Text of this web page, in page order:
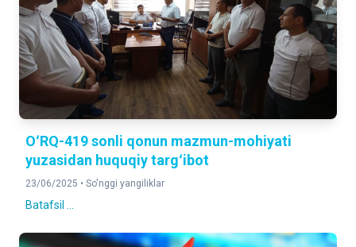
OʻRQ-419 sonli qonun mazmun-mohiyati
yuzasidan huquqiy targʻibot
23/06/2025 • So'nggi yangiliklar
Batafsil ...